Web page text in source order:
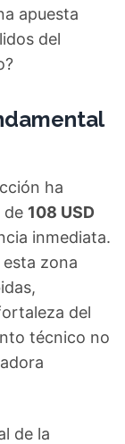
apuesta
del
ha
de 108 USD
inmediata.
zona
del
técnico no
de la